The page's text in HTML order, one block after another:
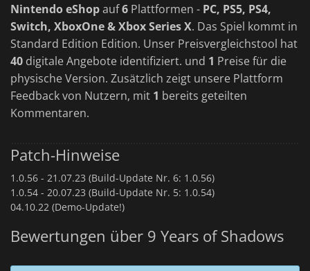
Nintendo eShopauf6 Plattformen - PC, PS5, PS4,
Switch, XboxOne & Xbox Series X. Das Spiel kommt in
Standard Edition Edition. Unser Preisvergleichstool hat
40 digitale Angebote identifiziert. und 1 Preise für die
physische Version. Zusätzlich zeigt unsere Plattform
Feedback von Nutzern, mit 1 bereits geteilten
Kommentaren.
Patch-Hinweise
1.0.56 - 21.07.23 (Build-Update Nr. 6: 1.0.56)
1.0.54 - 20.07.23 (Build-Update Nr. 5: 1.0.54)
04.10.22 (Demo-Update!)
Bewertungen über 9 Years of Shadows